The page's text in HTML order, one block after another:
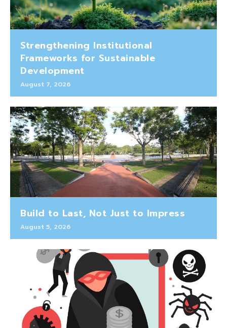
Strengthening Institutional
Frameworks for Sustainable
Development
August 7, 2026
Build to Last, Not Just to Impress
August 5, 2026